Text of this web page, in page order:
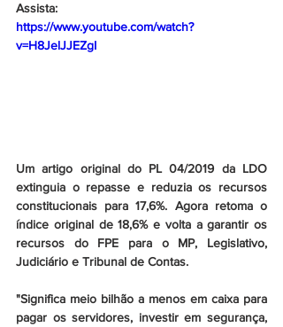
Assista:
https://www.youtube.com/watch?
v=H8JelJJEZgI
Um artigo original do PL 04/2019 da LDO
extinguia o repasse e reduzia os recursos
constitucionais para 17,6%. Agora retoma o
índice original de 18,6% e volta a garantir os
recursos do FPE para o MP, Legislativo,
Judiciário e Tribunal de Contas.
"Significa meio bilhão a menos em caixa para
pagar os servidores, investir em segurança,